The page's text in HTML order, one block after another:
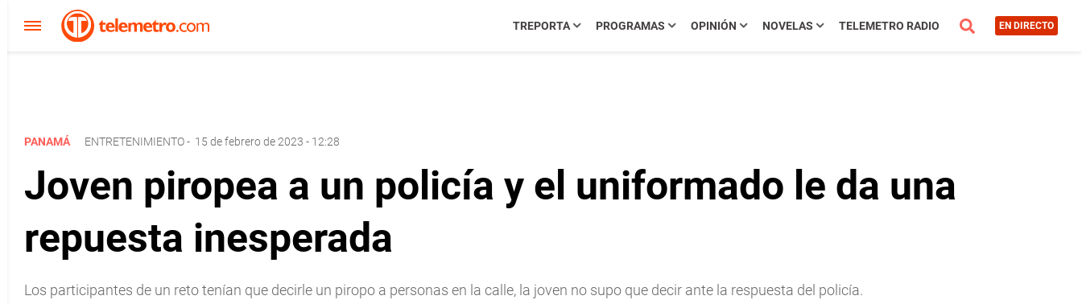
TREPORTA PROGRAMAS OPINIÓN NOVELAS TELEMETRO RADIO EN DIRECTO
PANAMÁ ENTRETENIMIENTO- 15 de febrero de 2023 - 12:28
Joven piropea a un policía y el uniformado le da una
repuesta inesperada
Los participantes de un reto tenían que decirle un piropo a personas en la calle, la joven no supo que decir ante la respuesta del policía.